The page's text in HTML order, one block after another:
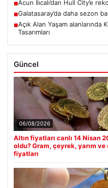
■Acun Ilıcalı’dan Hull City’e
■Galatasaray’da daha sezon
■Açık Alan Yaşam alanlarında
Tasarımları
Güncel
06/08/2026
Altın fiyatları canlı 14 Nisan
oldu? Gram, çeyrek, yarım ve
fiyatları